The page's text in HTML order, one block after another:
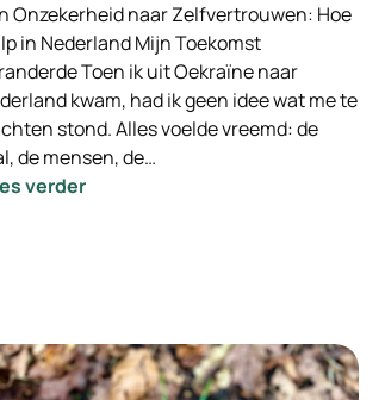
Onzekerheid naar Zelfvertrouwen: Hoe
in Nederland Mijn Toekomst
Toen ik uit Oekraïne naar
kwam, had ik geen idee wat me te
stond. Alles voelde vreemd: de
de mensen, de…
verder:
Toekomst
Veranderde